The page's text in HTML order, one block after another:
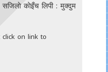
सजिलाे काेइँच लिपी : मुक्दुम
click on link to